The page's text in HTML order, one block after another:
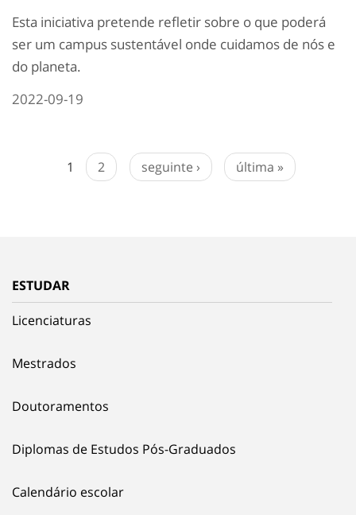
Esta iniciativa pretende refletir sobre o que poderá
ser um campus sustentável onde cuidamos de nós e
do planeta.
2022-09-19
1 2 seguinte › última »
ESTUDAR
Licenciaturas
Mestrados
Doutoramentos
Diplomas de Estudos Pós-Graduados
Calendário escolar